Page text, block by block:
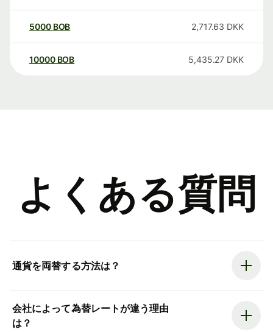
5000 BOB 2,717.63 DKK
10000 BOB 5,435.27 DKK
よくある質問
通貨を両替する方法は？
会社によって為替レートが違う理由
は？